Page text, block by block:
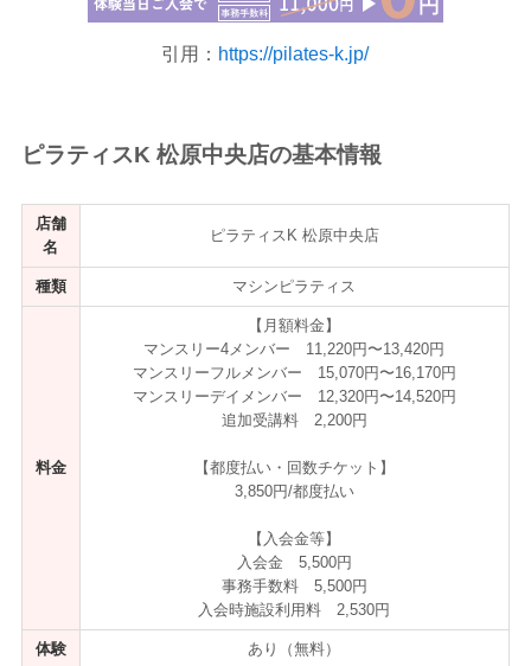
引用： https://pilates-k.jp/
ピラティスK 松原中央店の基本情報
店舗
名
ピラティスK 松原中央店
種類 マシンピラティス
料金
【月額料金】
マンスリー4メンバー 11,220円〜13,420円
マンスリーフルメンバー 15,070円〜16,170円
マンスリーデイメンバー 12,320円〜14,520円
追加受講料 2,200円
【都度払い・回数チケット】
3,850円/都度払い
【入会金等】
入会金 5,500円
事務手数料 5,500円
入会時施設利用料 2,530円
体験 あり（無料）